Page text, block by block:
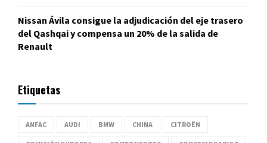
Nissan Ávila consigue la adjudicación del eje trasero
del Qashqai y compensa un 20% de la salida de
Renault
Etiquetas
ANFAC AUDI BMW CHINA CITROËN